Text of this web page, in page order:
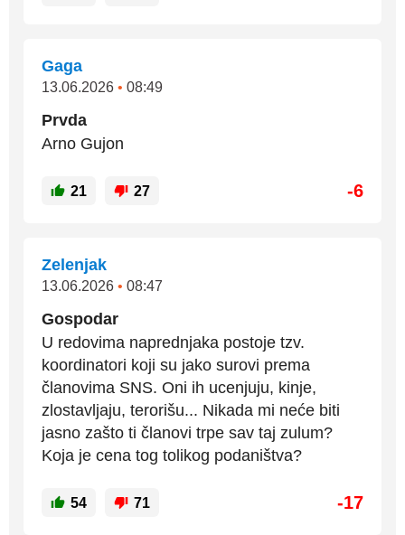
Gaga
13.06.2026 • 08:49
Prvda
Arno Gujon
21 27 -6
Zelenjak
13.06.2026 • 08:47
Gospodar
U redovima naprednjaka postoje tzv.
koordinatori koji su jako surovi prema
članovima SNS. Oni ih ucenjuju, kinje,
zlostavljaju, terorišu... Nikada mi neće biti
jasno zašto ti članovi trpe sav taj zulum?
Koja je cena tog tolikog podaništva?
54 71 -17